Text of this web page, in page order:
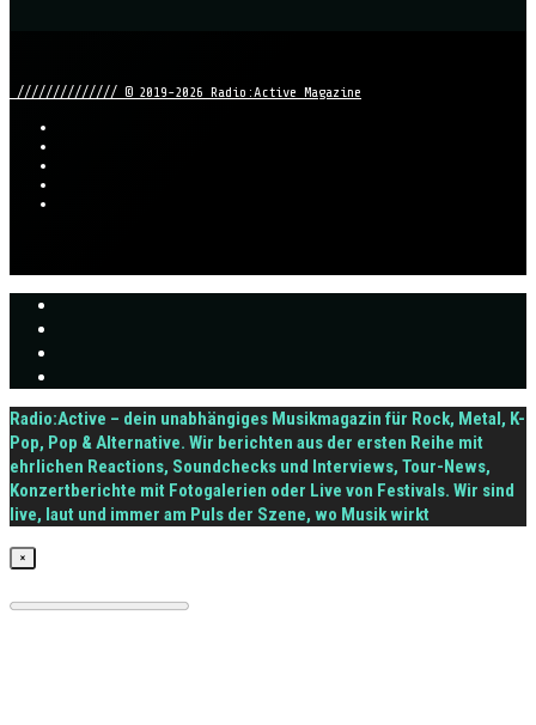
////////////// © 2019-2026 Radio:Active Magazine
Radio:Active – dein unabhängiges Musikmagazin für Rock, Metal, K-
Pop, Pop & Alternative. Wir berichten aus der ersten Reihe mit
ehrlichen Reactions, Soundchecks und Interviews, Tour-News,
Konzertberichte mit Fotogalerien oder Live von Festivals. Wir sind
live, laut und immer am Puls der Szene, wo Musik wirkt
×